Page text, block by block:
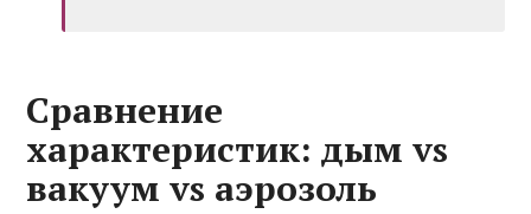
Сравнение
характеристик: дым vs
вакуум vs аэрозоль